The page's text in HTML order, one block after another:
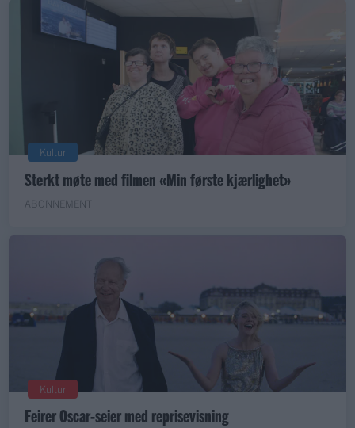
Kultur
Sterkt møte med filmen «Min første kjærlighet»
ABONNEMENT
Kultur
Feirer Oscar-seier med reprisevisning